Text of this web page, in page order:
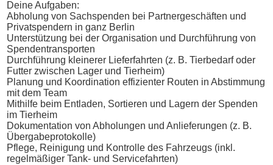
Deine Aufgaben:
Abholung von Sachspenden bei Partnergeschäften und
Privatspendern in ganz Berlin
Unterstützung bei der Organisation und Durchführung von
Spendentransporten
Durchführung kleinerer Lieferfahrten (z. B. Tierbedarf oder
Futter zwischen Lager und Tierheim)
Planung und Koordination effizienter Routen in Abstimmung
mit dem Team
Mithilfe beim Entladen, Sortieren und Lagern der Spenden
im Tierheim
Dokumentation von Abholungen und Anlieferungen (z. B.
Übergabeprotokolle)
Pflege, Reinigung und Kontrolle des Fahrzeugs (inkl.
regelmäßiger Tank- und Servicefahrten)